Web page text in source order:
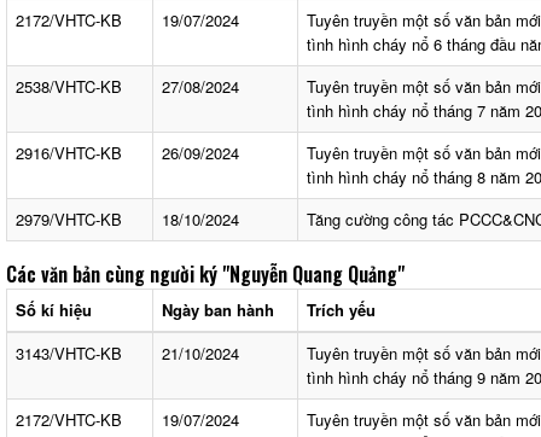
2172/VHTC-KB
19/07/2024
Tuyên truyền một số văn bản
tình hình cháy nổ 6 tháng đầu
2538/VHTC-KB
27/08/2024
Tuyên truyền một số văn bản
tình hình cháy nổ tháng 7 năm
2916/VHTC-KB
26/09/2024
Tuyên truyền một số văn bản
tình hình cháy nổ tháng 8 năm
2979/VHTC-KB
18/10/2024 Tăng cường công tác
Các văn bản cùng người ký "Nguyễn Quang Quảng"
Số kí hiệu Ngày ban hành
Trích yếu
3143/VHTC-KB
21/10/2024
Tuyên truyền một số văn bản
tình hình cháy nổ tháng 9 năm
2172/VHTC-KB
19/07/2024
Tuyên truyền một số văn bản